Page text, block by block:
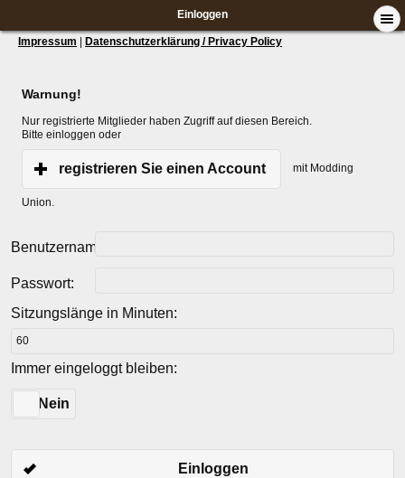
Einloggen
Impressum Datenschutzerklärung / Privacy Policy
Warnung!
Nur registrierte Mitglieder haben Zugriff auf diesen Bereich.
Bitte einloggen oder
registrieren Sie einen Account mit Modding
Union.
Benutzername:
Passwort:
Sitzungslänge in Minuten:
Immer eingeloggt bleiben:
Nein
Einloggen